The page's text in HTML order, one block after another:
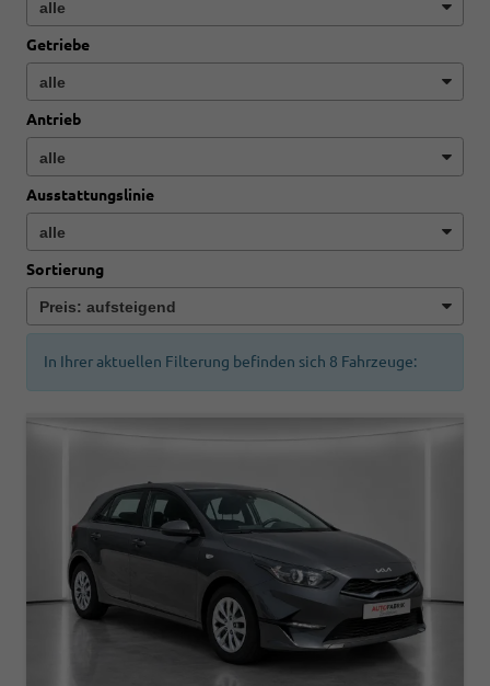
Getriebe
Antrieb
Ausstattungslinie
Sortierung
In Ihrer aktuellen Filterung befinden sich 8 Fahrzeuge: